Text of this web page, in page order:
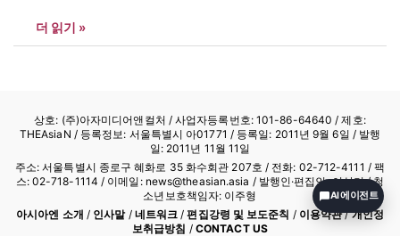
가 없도록 조심해야 한다. 낮 최고 기온은 24∼27도로 평년(22∼26
도)보다 높겠다. 대기 확산이 원활해 미세먼지 농도는…
더 읽기 »
상호: (주)아자미디어앤컬처 /사업자등록번호: 101-86-64640 / 제호:
THEAsiaN / 등록정보: 서울특별시 아01771 / 등록일: 2011년 9월 6일 / 발행
일: 2011년 11월 11일
주소: 서울특별시 종로구 혜화로 35 화수회관 207호 / 전화: 02-712-4111 / 팩
스: 02-718-1114 / 이메일: news@theasian.asia / 발행인·편집인: 이상기 / 청
소년보호책임자: 이주형
아시아엔 소개 / 인사말/ 네트워크 /편집강령 및 보도준칙 / 이용약관/개인정
보취급방침 / CONTACT US
AI 에이전트